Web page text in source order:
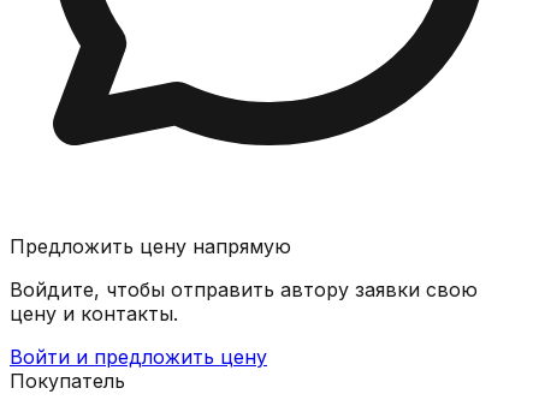
Предложить цену напрямую
Войдите, чтобы отправить автору заявки свою
цену и контакты.
Войти и предложить цену
Покупатель